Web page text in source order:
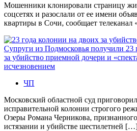
Мошенники клонировали страницу
соцсетях и разослали от ее имени
квартиры в Сочи, сообщает
Супруги из Подмосковья получили 23
за убийство приемной дочери и
исчезновением
ЧП
Московский областной суд
исправительной колонии строгого
Озеры Романа Черникова,
истязании и убийстве шестилетней